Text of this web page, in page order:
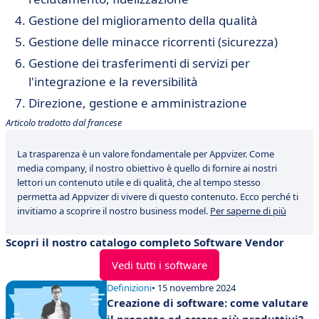
Gestione del miglioramento della qualità
Gestione delle minacce ricorrenti (sicurezza)
Gestione dei trasferimenti di servizi per
l'integrazione e la reversibilità
Direzione, gestione e amministrazione
Articolo tradotto dal francese
La trasparenza è un valore fondamentale per Appvizer. Come
media company, il nostro obiettivo è quello di fornire ai nostri
lettori un contenuto utile e di qualità, che al tempo stesso
permetta ad Appvizer di vivere di questo contenuto. Ecco perché ti
invitiamo a scoprire il nostro business model. Per saperne di più
Scopri il nostro catalogo completo Software Vendor
Vedi tutti i software
Definizioni• 15 novembre 2024
Creazione di software: come valutare